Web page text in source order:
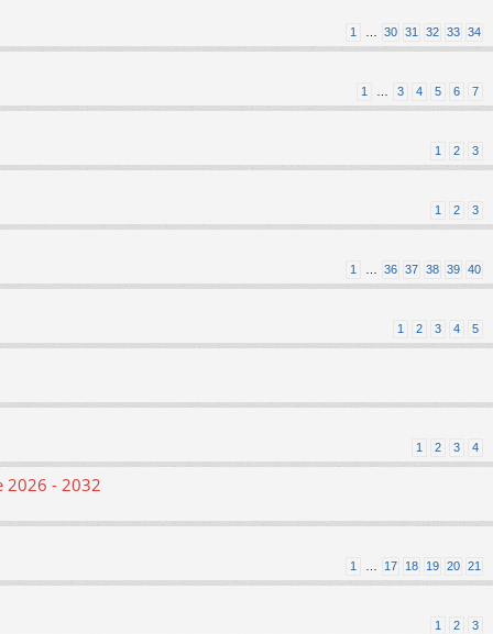
1 30 31 32 33 34
1 3 4 5 6 7
1 2 3
1 2 3
1 36 37 38 39 40
1 2 3 4 5
1 2 3 4
2026 - 2032
1 17 18 19 20 21
1 2 3